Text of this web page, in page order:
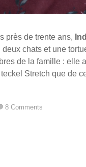
près de trente ans,
chats et une
de la famille : elle
Stretch que de
8 Comments